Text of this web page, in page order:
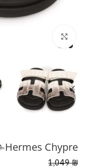
Hermes Chypre
1,049₪